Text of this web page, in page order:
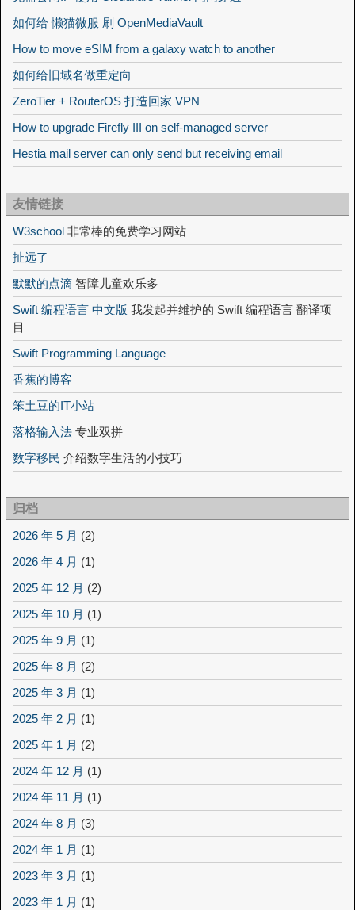
如何给 懒猫微服 刷 OpenMediaVault
How to move eSIM from a galaxy watch to another
如何给旧域名做重定向
ZeroTier + RouterOS 打造回家 VPN
How to upgrade Firefly III on self-managed server
Hestia mail server can only send but receiving email
友情链接
W3school 非常棒的免费学习网站
扯远了
默默的点滴 智障儿童欢乐多
Swift 编程语言 中文版 我发起并维护的 Swift 编程语言 翻译项
目
Swift Programming Language
香蕉的博客
笨土豆的IT小站
落格输入法 专业双拼
数字移民 介绍数字生活的小技巧
归档
2026 年 5 月 (2)
2026 年 4 月 (1)
2025 年 12 月 (2)
2025 年 10 月 (1)
2025 年 9 月 (1)
2025 年 8 月 (2)
2025 年 3 月 (1)
2025 年 2 月 (1)
2025 年 1 月 (2)
2024 年 12 月 (1)
2024 年 11 月 (1)
2024 年 8 月 (3)
2024 年 1 月 (1)
2023 年 3 月 (1)
2023 年 1 月 (1)